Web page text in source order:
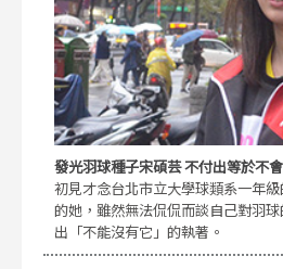
發光羽球種子宋碩芸 不付出等於不
初見才念台北市立大學球類系一年
的她，雖然無法侃侃而談自己對羽
出「不能沒有它」的執著。